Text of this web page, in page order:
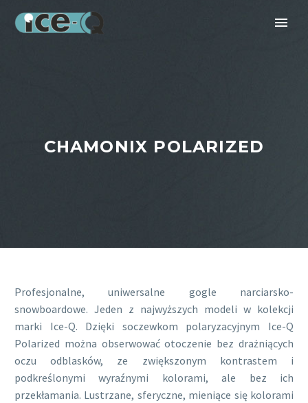
CHAMONIX POLARIZED
Profesjonalne, uniwersalne gogle narciarsko-
snowboardowe. Jeden z najwyższych modeli w kolekcji
marki Ice-Q. Dzięki soczewkom polaryzacyjnym Ice-Q
Polarized można obserwować otoczenie bez drażniących
oczu odblasków, ze zwiększonym kontrastem i
podkreślonymi wyraźnymi kolorami, ale bez ich
przekłamania. Lustrzane, sferyczne, mieniące się kolorami